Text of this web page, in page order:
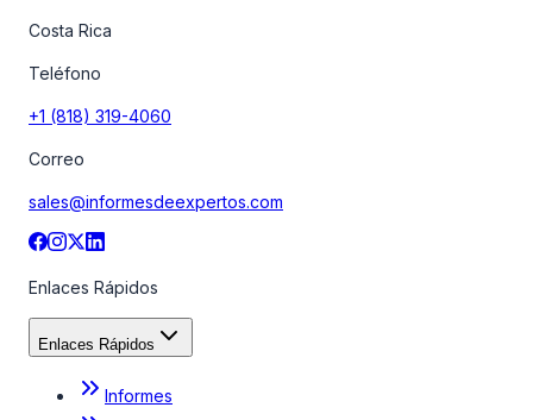
Costa Rica
Teléfono
+1 (818) 319-4060
Correo
sales@informesdeexpertos.com
Enlaces Rápidos
Enlaces Rápidos
Informes